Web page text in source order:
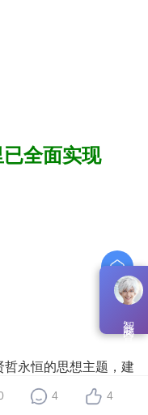
全面实现
永恒的思想主题，建
远努力的方向和目
求始终没有停止过，
4 4